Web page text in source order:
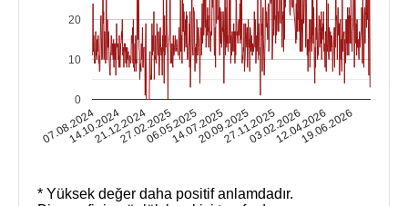
07.08.2024
14.10.202421.12.202427.02.202506.05.202514.07.202520.09.202527.11.202503.02.202612.04.2026
19.06.2026
0
10
20
* Yüksek değer daha positif anlamdadır.